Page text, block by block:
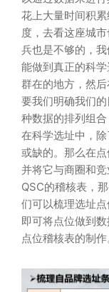
花上大量时间积
度，去看这座城
兵也是不够的，
能做到真正的科
群在的地方，然
要我们明确我们
种数据的排列组
在科学选址中，
或缺的。那么在
并将它与商圈和
QSC的稽核表，
们可以梳理选址
即可将点位做到
点位稽核表的制作